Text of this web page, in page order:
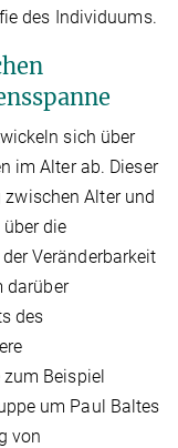
des Individuums.
sich über
im Alter ab. Dieser
Alter und
die
Veränderbarkeit
darüber
des
Beispiel
um Paul Baltes
von